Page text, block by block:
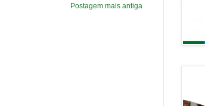
Postagem mais antiga